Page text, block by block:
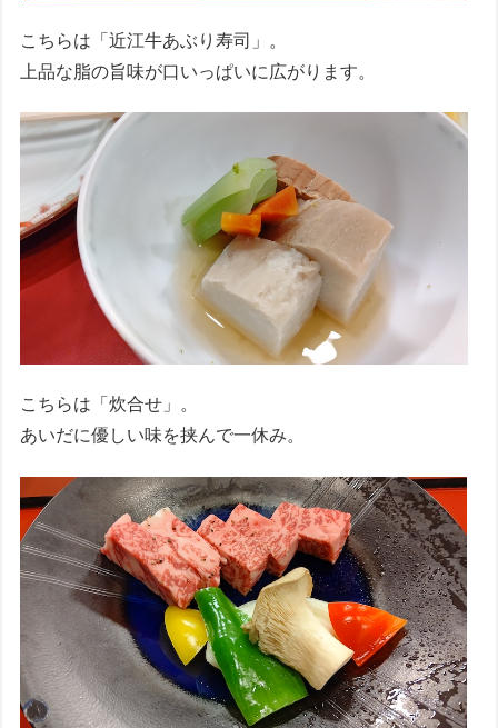
こちらは「近江牛あぶり寿司」。
上品な脂の旨味が口いっぱいに広がります。
こちらは「炊合せ」。
あいだに優しい味を挟んで一休み。